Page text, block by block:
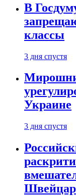
В
классы
3 дня спустя
Украине
3 дня спустя